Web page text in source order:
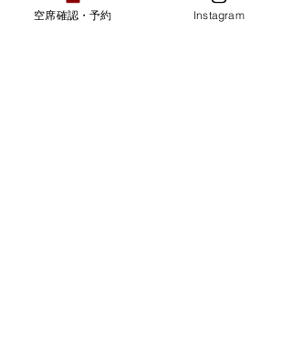
空席確認・予約 Instagram